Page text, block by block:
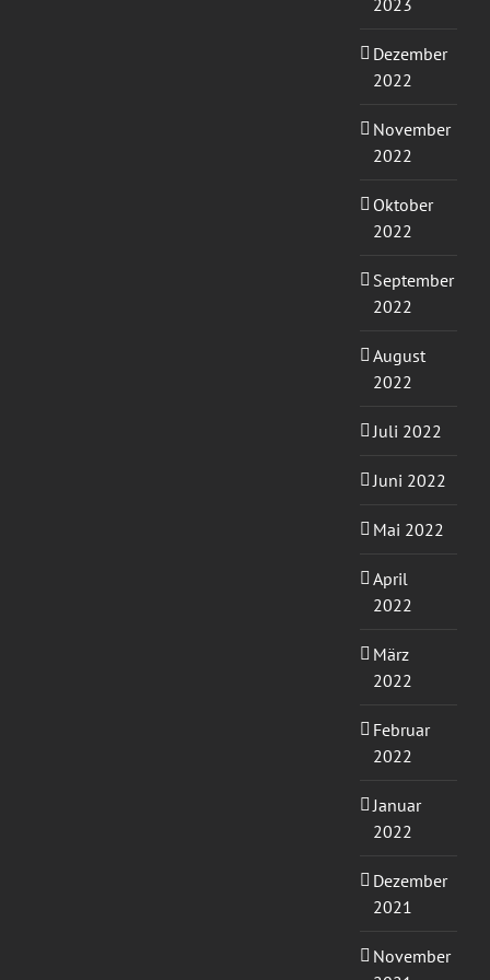
2023
Dezember
2022
November
2022
Oktober
2022
September
2022
August
2022
Juli 2022
Juni 2022
Mai 2022
April
2022
März
2022
Februar
2022
Januar
2022
Dezember
2021
November